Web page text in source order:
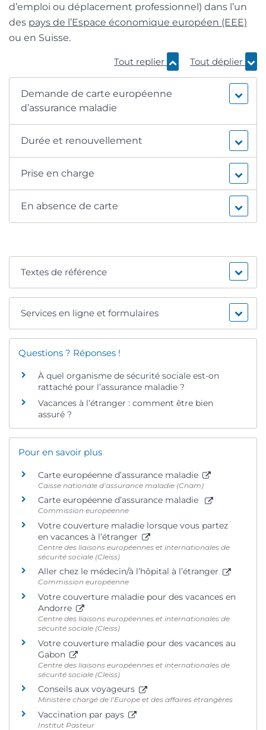
d’emploi ou déplacement professionnel) dans l’un
des pays de l’Espace économique européen (EEE)
ou en Suisse.
Tout replier Tout déplier
Demande de carte européenne
d’assurance maladie
Durée et renouvellement
Prise en charge
En absence de carte
Textes de référence
Services en ligne et formulaires
Questions ? Réponses !
À quel organisme de sécurité sociale est-on
rattaché pour l’assurance maladie ?
Vacances à l’étranger : comment être bien
assuré ?
Pour en savoir plus
Carte européenne d’assurance maladie
Caisse nationale d’assurance maladie (Cnam)
Carte européenne d’assurance maladie
Commission européenne
Votre couverture maladie lorsque vous partez
en vacances à l’étranger
Centre des liaisons européennes et internationales de
sécurité sociale (Cleiss)
Aller chez le médecin/à l’hôpital à l’étranger
Commission européenne
Votre couverture maladie pour des vacances en
Andorre
Centre des liaisons européennes et internationales de
sécurité sociale (Cleiss)
Votre couverture maladie pour des vacances au
Gabon
Centre des liaisons européennes et internationales de
sécurité sociale (Cleiss)
Conseils aux voyageurs
Ministère chargé de l’Europe et des affaires étrangères
Vaccination par pays
Institut Pasteur